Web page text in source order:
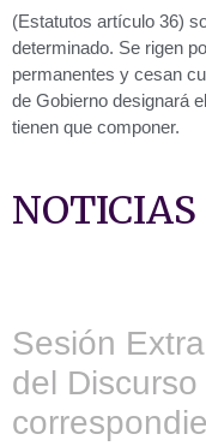
(Estatutos artículo 36)
determinado. Se rigen
permanentes y cesan
de Gobierno designará
tienen que componer.
NOTICIAS
Sesión
del